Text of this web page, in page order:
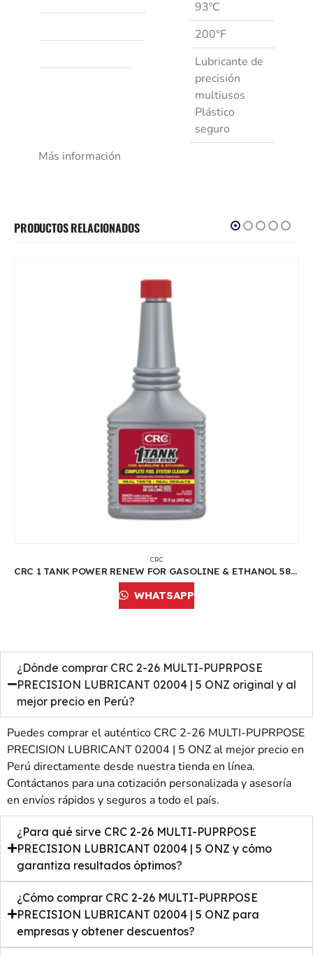
Más información
93ºC
200°F
Lubricante de
precisión
multiusos
Plástico
seguro
PRODUCTOS RELACIONADOS
CRC
CRC 1 TANK POWER RENEW FOR GASOLINE & ETHANOL 5815 | 15 ONZ
WHATSAPP
¿Dónde comprar CRC 2-26 MULTI-PUPRPOSE
PRECISION LUBRICANT 02004 | 5 ONZ original y al
mejor precio en Perú?
Puedes comprar el auténtico CRC 2-26 MULTI-PUPRPOSE
PRECISION LUBRICANT 02004 | 5 ONZ al mejor precio en
Perú directamente desde nuestra tienda en línea.
Contáctanos para una cotización personalizada y asesoría
en envíos rápidos y seguros a todo el país.
¿Para qué sirve CRC 2-26 MULTI-PUPRPOSE
PRECISION LUBRICANT 02004 | 5 ONZ y cómo
garantiza resultados óptimos?
¿Cómo comprar CRC 2-26 MULTI-PUPRPOSE
PRECISION LUBRICANT 02004 | 5 ONZ para
empresas y obtener descuentos?